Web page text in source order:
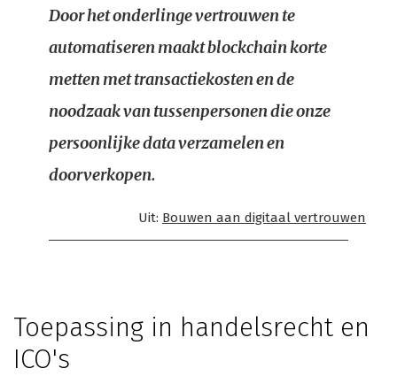
Door het onderlinge vertrouwen te
automatiseren maakt blockchain korte
metten met transactiekosten en de
noodzaak van tussenpersonen die onze
persoonlijke data verzamelen en
doorverkopen.
Uit: Bouwen aan digitaal vertrouwen
Toepassing in handelsrecht en
ICO's